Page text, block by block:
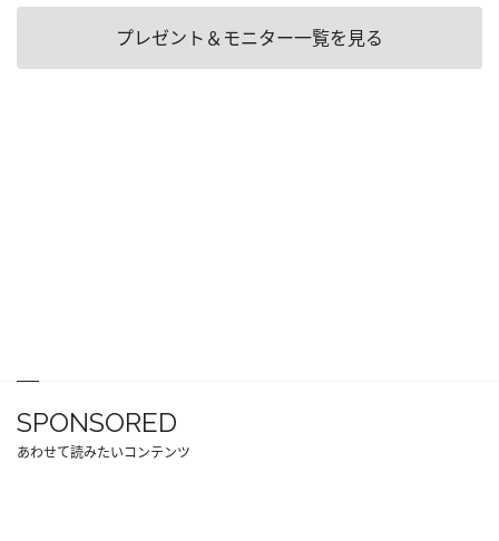
プレゼント＆モニター一覧を見る
SPONSORED
あわせて読みたいコンテンツ